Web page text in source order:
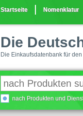
Startseite Nomenklatur
Die
Die Einkaufsdatenbank für
nach Produkten und